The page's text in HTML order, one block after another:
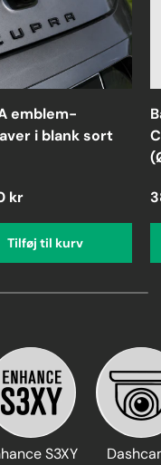
emblem-
i blank sort
kr
Tilføj til kurv
S3XY